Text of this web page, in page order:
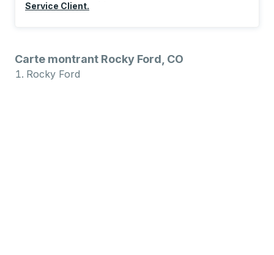
Service Client.
Carte montrant Rocky Ford, CO
Rocky Ford